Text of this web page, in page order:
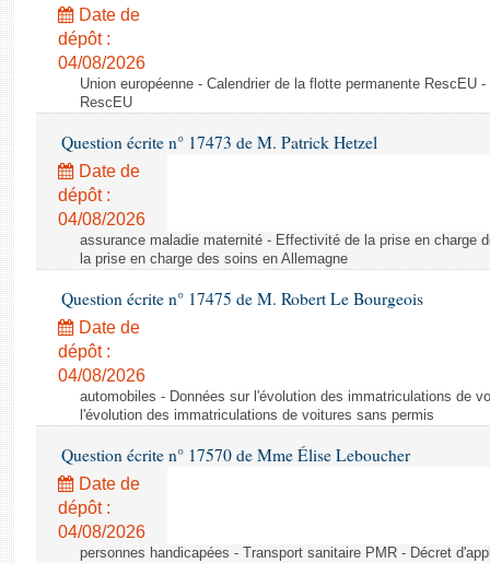
Budget et sécurité sociale
Questions écrites et orales
Comptes rendus des débats
Date de
dépôt :
04/08/2026
Union européenne - Calendrier de la flotte permanente RescEU
RescEU
Question écrite n° 17473 de M. Patrick Hetzel
Date de
dépôt :
04/08/2026
assurance maladie maternité - Effectivité de la prise en charge
la prise en charge des soins en Allemagne
Question écrite n° 17475 de M. Robert Le Bourgeois
Date de
dépôt :
04/08/2026
automobiles - Données sur l'évolution des immatriculations de
l'évolution des immatriculations de voitures sans permis
Question écrite n° 17570 de Mme Élise Leboucher
Date de
dépôt :
04/08/2026
personnes handicapées - Transport sanitaire PMR - Décret